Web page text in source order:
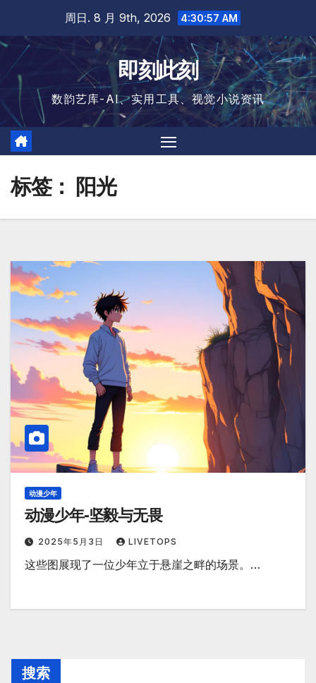
容
周日. 8 月 9th, 2026 4:30:57 AM
即刻此刻
数韵艺库-AI、实用工具、视觉小说资讯
标签： 阳光
动漫少年
动漫少年-坚毅与无畏
2025年5月3日 LIVETOPS
这些图展现了一位少年立于悬崖之畔的场景。…
搜索